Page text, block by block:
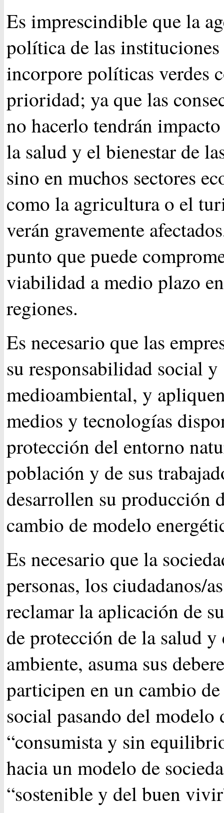
Es imprescindible que la
política de las
incorpore políticas verdes
prioridad; ya que las
no hacerlo tendrán
la salud y el bienestar de
sino en muchos sectores
como la agricultura o el
verán gravemente
punto que puede
viabilidad a medio plazo
regiones.
Es necesario que las
su responsabilidad social y
medioambiental, y
medios y tecnologías
protección del entorno
población y de sus
desarrollen su producción
cambio de modelo
Es necesario que la
personas, los ciudadanos/
reclamar la aplicación de
de protección de la salud
ambiente, asuma sus
participen en un cambio
social pasando del modelo
“consumista y sin
hacia un modelo de
“sostenible y del buen